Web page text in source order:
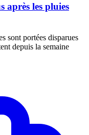
après les pluies
sont portées disparues
depuis la semaine